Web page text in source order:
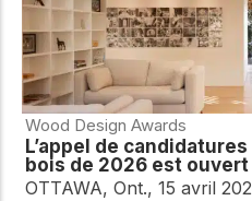
Wood Design Awards
L’appel de
bois de 2026 est ouvert
OTTAWA, Ont., 15 avril